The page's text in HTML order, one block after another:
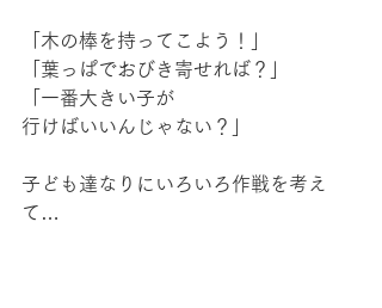
「木の棒を持ってこよう！」
「葉っぱでおびき寄せれば？」
「一番大きい子が
行けばいいんじゃない？」
子ども達なりにいろいろ作戦を考え
て…